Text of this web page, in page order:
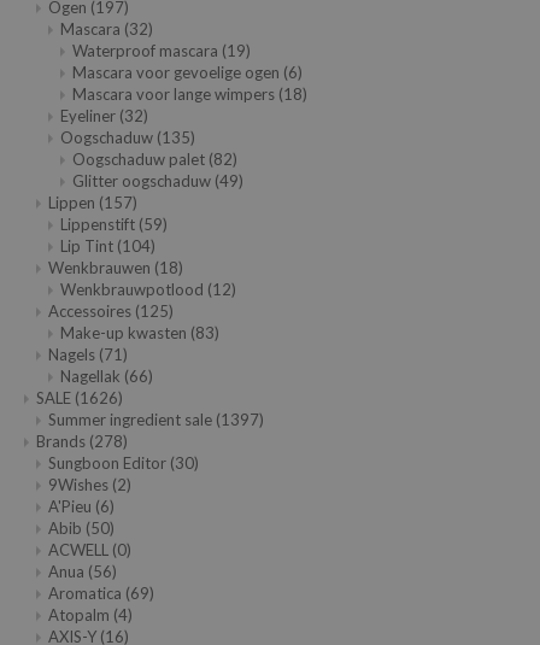
Potions
Moon
Bird
&Honey
Ogen (197)
Mascara (32)
Waterproof mascara (19)
Mascara voor gevoelige ogen (6)
Mascara voor lange wimpers (18)
Eyeliner (32)
Oogschaduw (135)
Oogschaduw palet (82)
Glitter oogschaduw (49)
Lippen (157)
Lippenstift (59)
Lip Tint (104)
Wenkbrauwen (18)
Wenkbrauwpotlood (12)
Accessoires (125)
Make-up kwasten (83)
Nagels (71)
Nagellak (66)
SALE (1626)
Summer ingredient sale (1397)
Brands (278)
Sungboon Editor (30)
9Wishes (2)
A'Pieu (6)
Abib (50)
ACWELL (0)
Anua (56)
Aromatica (69)
Atopalm (4)
AXIS-Y (16)